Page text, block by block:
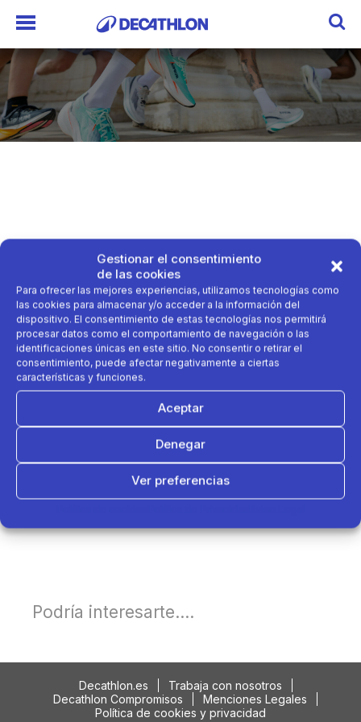
Gestionar el consentimiento
de las cookies
Para ofrecer las mejores experiencias, utilizamos tecnologías como
las cookies para almacenar y/o acceder a la información del
dispositivo. El consentimiento de estas tecnologías nos permitirá
procesar datos como el comportamiento de navegación o las
identificaciones únicas en este sitio. No consentir o retirar el
consentimiento, puede afectar negativamente a ciertas
características y funciones.
Aceptar
Denegar
Ver preferencias
Podría interesarte....
Decathlon.es
Trabaja con nosotros
Decathlon Compromisos
Menciones Legales
Política de cookies y privacidad